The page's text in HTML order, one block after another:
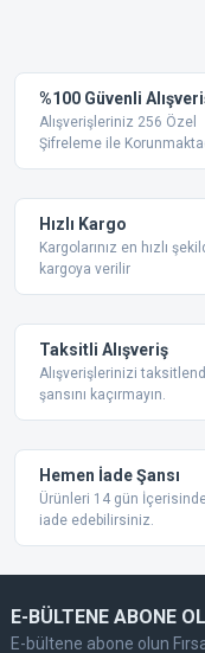
Ürün resmi
Ürün
Bu ürüne benzer
%100 Güvenli
Alışverişleriniz 256 Özel
Şifreleme ile
Hızlı Kargo
Kargolarınız en hızlı
kargoya verilir
Taksitli Alışveriş
Alışverişlerinizi
şansını kaçırmayın.
Hemen İade Şansı
Ürünleri 14 gün
iade edebilirsiniz.
E-BÜLTENE ABONE
E-bültene abone olun